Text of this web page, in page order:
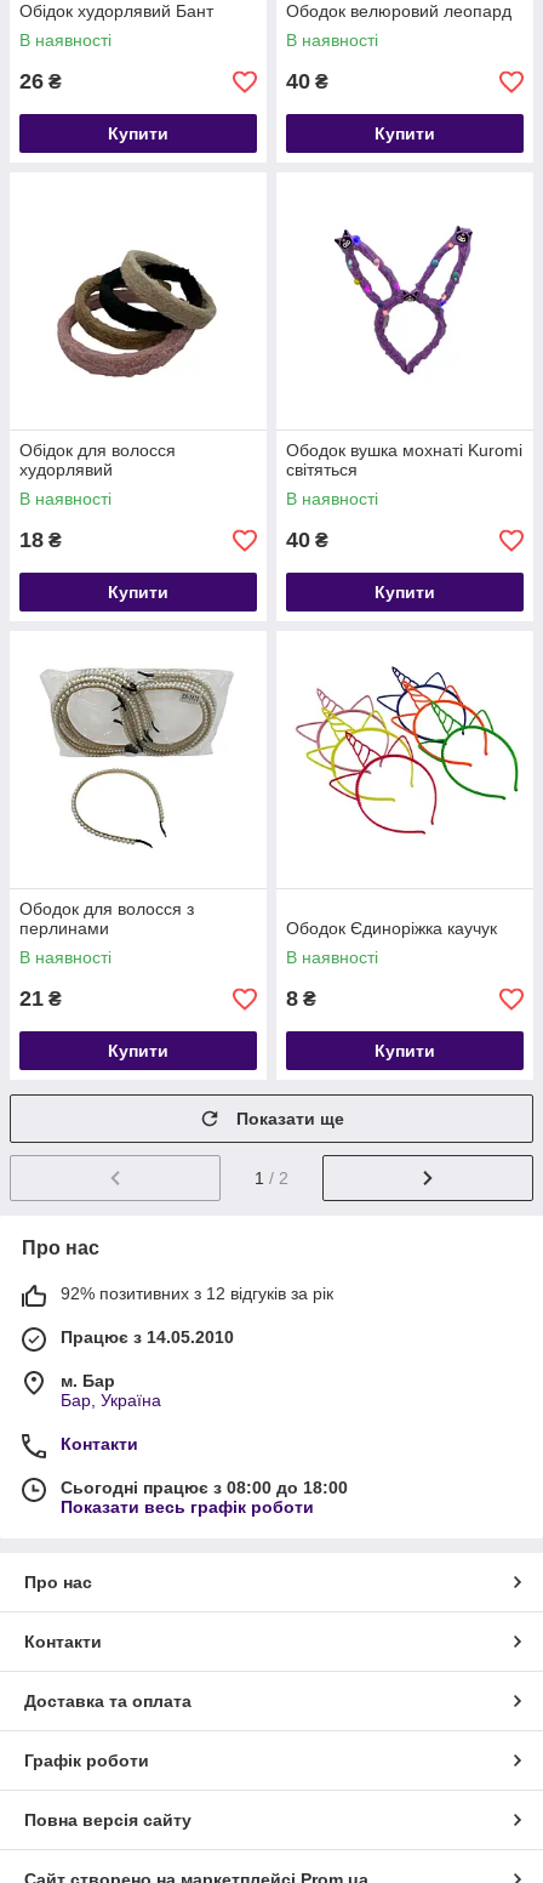
Обідок худорлявий Бант
В наявності
26 ₴
Купити
Ободок велюровий леопард
В наявності
40 ₴
Купити
Обідок для волосся
худорлявий
В наявності
18 ₴
Купити
Ободок вушка мохнаті Kuromi
світяться
В наявності
40 ₴
Купити
Ободок для волосся з
перлинами
В наявності
21 ₴
Купити
Ободок Єдиноріжка каучук
В наявності
8 ₴
Купити
Показати ще
1 / 2
Про нас
92% позитивних з 12 відгуків за рік
Працює з 14.05.2010
м. Бар
Бар, Україна
Контакти
Сьогодні працює з 08:00 до 18:00
Показати весь графік роботи
Про нас
Контакти
Доставка та оплата
Графік роботи
Повна версія сайту